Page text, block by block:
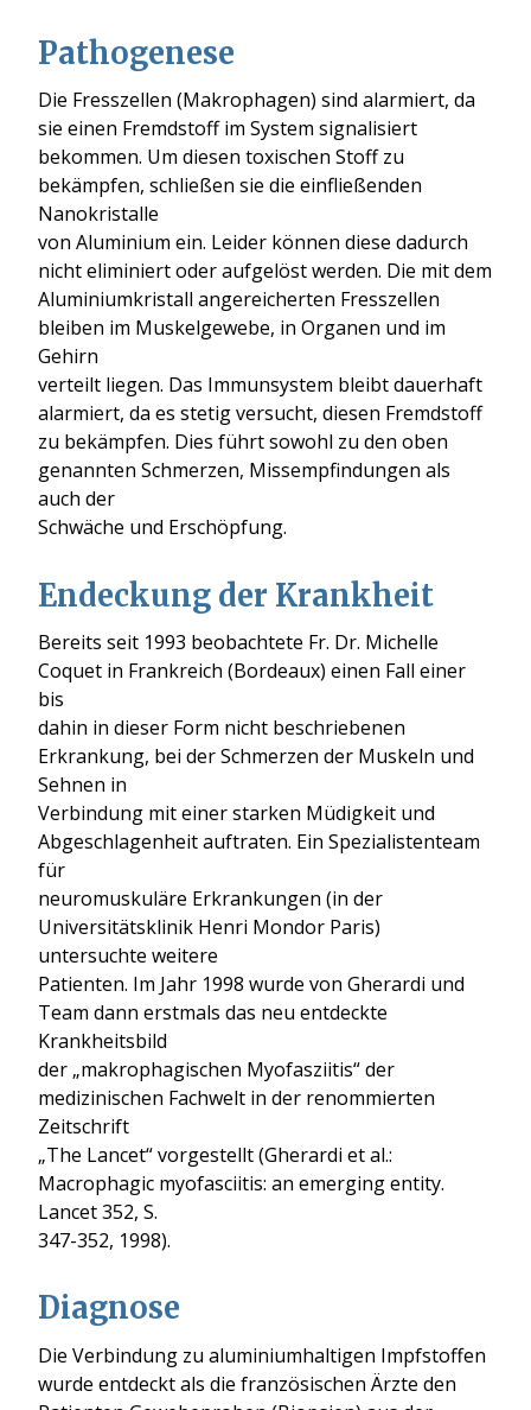
Pathogenese
Die Fresszellen (Makrophagen) sind alarmiert, da
sie einen Fremdstoff im System signalisiert
bekommen. Um diesen toxischen Stoff zu
bekämpfen, schließen sie die einfließenden
Nanokristalle
von Aluminium ein. Leider können diese dadurch
nicht eliminiert oder aufgelöst werden. Die mit dem
Aluminiumkristall angereicherten Fresszellen
bleiben im Muskelgewebe, in Organen und im
Gehirn
verteilt liegen. Das Immunsystem bleibt dauerhaft
alarmiert, da es stetig versucht, diesen Fremdstoff
zu bekämpfen. Dies führt sowohl zu den oben
genannten Schmerzen, Missempfindungen als
auch der
Schwäche und Erschöpfung.
Endeckung der Krankheit
Bereits seit 1993 beobachtete Fr. Dr. Michelle
Coquet in Frankreich (Bordeaux) einen Fall einer
bis
dahin in dieser Form nicht beschriebenen
Erkrankung, bei der Schmerzen der Muskeln und
Sehnen in
Verbindung mit einer starken Müdigkeit und
Abgeschlagenheit auftraten. Ein Spezialistenteam
für
neuromuskuläre Erkrankungen (in der
Universitätsklinik Henri Mondor Paris)
untersuchte weitere
Patienten. Im Jahr 1998 wurde von Gherardi und
Team dann erstmals das neu entdeckte
Krankheitsbild
der „makrophagischen Myofasziitis“ der
medizinischen Fachwelt in der renommierten
Zeitschrift
„The Lancet“ vorgestellt (Gherardi et al.:
Macrophagic myofasciitis: an emerging entity.
Lancet 352, S.
347-352, 1998).
Diagnose
Die Verbindung zu aluminiumhaltigen Impfstoffen
wurde entdeckt als die französischen Ärzte den